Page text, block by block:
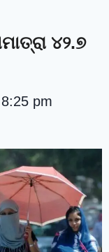
୪୨.୭
8:25 pm